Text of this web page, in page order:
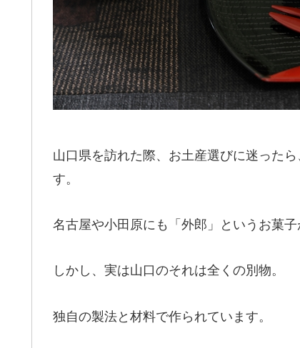
山口県を訪れた際、お土産選びに迷った
す。
名古屋や小田原にも「外郎」というお菓子
しかし、実は山口のそれは全くの別物。
独自の製法と材料で作られています。